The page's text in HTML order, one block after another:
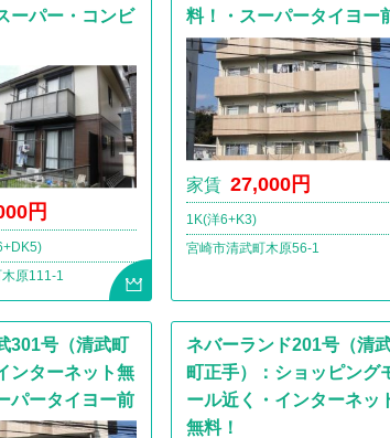
ーパー・コンビ
円
原111-1
料！・スーパータイヨー
家賃 27,000円
1K(洋6+K3)
宮崎市清武町木原56-1
301号（清武町
ンターネット無
パータイヨー前
ネバーランド201号（清
町正手）：ショッピング
ール近く・インターネッ
無料！